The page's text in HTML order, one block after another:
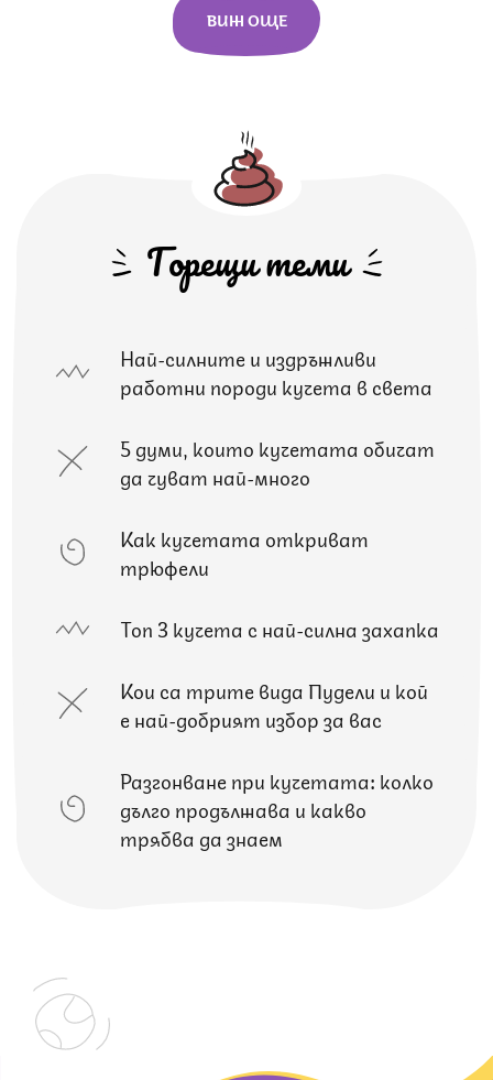
ВИЖ ОЩЕ
Горещи теми
Най-силните и издръжливи
работни породи кучета в света
5 думи, които кучетата обичат
да чуват най-много
Как кучетата откриват
трюфели
Топ 3 кучета с най-силна захапка
Кои са трите вида Пудели и кой
е най-добрият избор за вас
Разгонване при кучетата: колко
дълго продължава и какво
трябва да знаем